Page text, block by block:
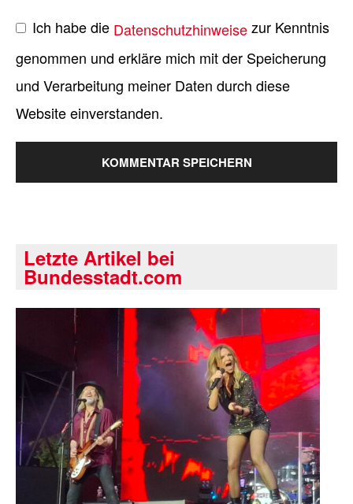
Ich habe die Datenschutzhinweisezur Kenntnis
genommen und erkläre mich mit der Speicherung
und Verarbeitung meiner Daten durch diese
Website einverstanden.
Letzte Artikel bei
Bundesstadt.com